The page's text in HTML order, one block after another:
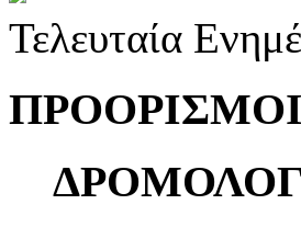
Τελευταία
ΠΡΟΟΡΙΣΜΟΙ